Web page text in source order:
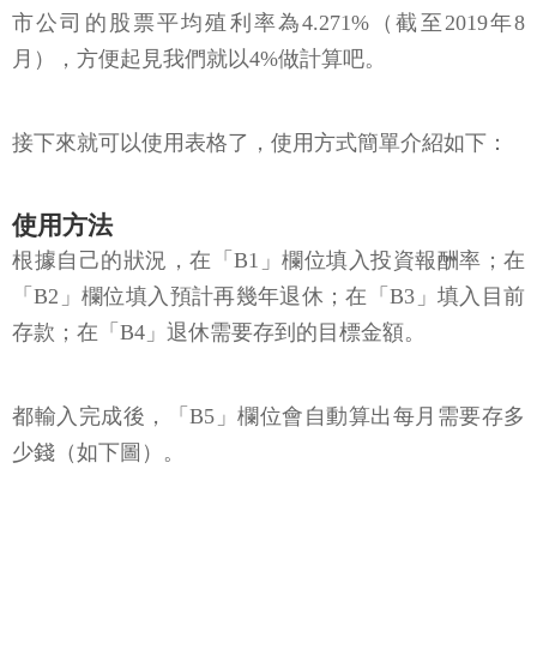
市公司的股票平均殖利率為4.271%（截至2019年8
月），方便起見我們就以4%做計算吧。
接下來就可以使用表格了，使用方式簡單介紹如下：
使用方法
根據自己的狀況，在「B1」欄位填入投資報酬率；在
「B2」欄位填入預計再幾年退休；在「B3」填入目前
存款；在「B4」退休需要存到的目標金額。
都輸入完成後，「B5」欄位會自動算出每月需要存多
少錢（如下圖）。